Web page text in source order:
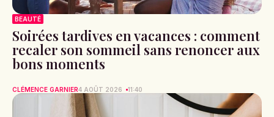
BEAUTÉ
Soirées tardives en vacances : comment
recaler son sommeil sans renoncer aux
bons moments
CLÉMENCE GARNIER4 AOÛT 2026 11:40